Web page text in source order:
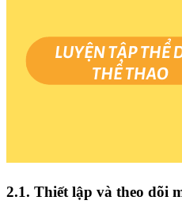
2.1. Thiết lập và theo dõi